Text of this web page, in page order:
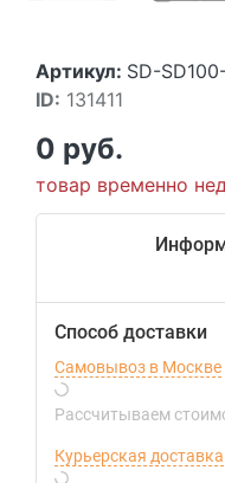
Артикул: SD-
ID: 131411
0 руб.
товар временно
Способ доставки
Самовывоз в Москве
Рассчитываем
Курьерская доставка